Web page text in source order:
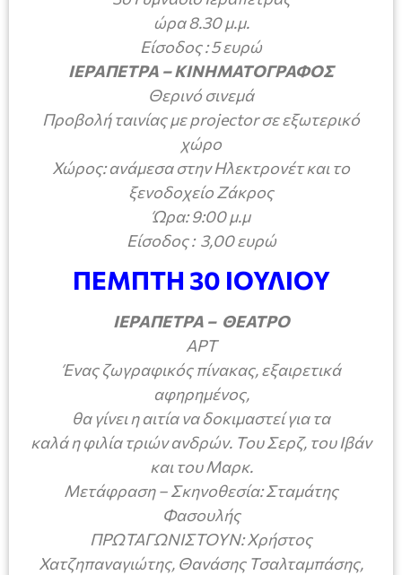
ώρα 8.30 μ.μ.
Είσοδος : 5 ευρώ
ΙΕΡΑΠΕΤΡΑ – ΚΙΝΗΜΑΤΟΓΡΑΦΟΣ
Θερινό σινεμά
Προβολή ταινίας μεprojectorσε εξωτερικό
χώρο
Χώρος: ανάμεσα στην Ηλεκτρονέτ και το
ξενοδοχείο Ζάκρος
Ώρα: 9:00 μ.μ
Είσοδος : 3,00 ευρώ
ΠΕΜΠΤΗ 30 ΙΟΥΛΙΟΥ
ΙΕΡΑΠΕΤΡΑ – ΘΕΑΤΡΟ
ΑΡΤ
Ένας ζωγραφικός πίνακας, εξαιρετικά
αφηρημένος,
θα γίνει η αιτία να δοκιμαστεί για τα
καλά η φιλία τριών ανδρών. Του Σερζ, του Ιβάν
και του Μαρκ.
Μετάφραση – Σκηνοθεσία: Σταμάτης
Φασουλής
ΠΡΩΤΑΓΩΝΙΣΤΟΥΝ: Χρήστος
Χατζηπαναγιώτης, Θανάσης Τσαλταμπάσης,